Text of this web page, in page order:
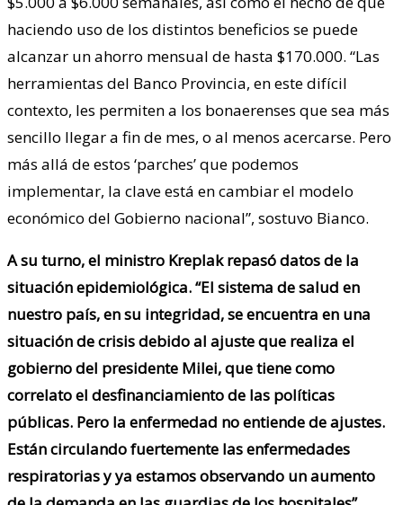
haciendo uso de los distintos beneficios se puede
alcanzar un ahorro mensual de hasta $170.000. “Las
herramientas del Banco Provincia, en este difícil
contexto, les permiten a los bonaerenses que sea más
sencillo llegar a fin de mes, o al menos acercarse. Pero
más allá de estos ‘parches’ que podemos
implementar, la clave está en cambiar el modelo
económico del Gobierno nacional”, sostuvo Bianco.
A su turno, el ministro Kreplak repasó datos de la
situación epidemiológica. “El sistema de salud en
nuestro país, en su integridad, se encuentra en una
situación de crisis debido al ajuste que realiza el
gobierno del presidente Milei, que tiene como
correlato el desfinanciamiento de las políticas
públicas. Pero la enfermedad no entiende de ajustes.
Están circulando fuertemente las enfermedades
respiratorias y ya estamos observando un aumento